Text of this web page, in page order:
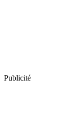
Publicité